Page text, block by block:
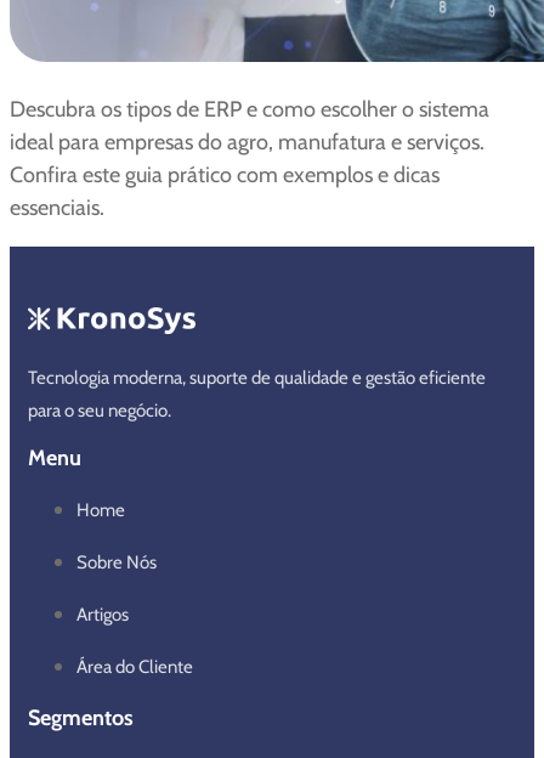
Descubra os tipos de ERP e como escolher o sistema
ideal para empresas do agro, manufatura e serviços.
Confira este guia prático com exemplos e dicas
essenciais.
Tecnologia moderna, suporte de qualidade e gestão eficiente
para o seu negócio.
Menu
Home
Sobre Nós
Artigos
Área do Cliente
Segmentos